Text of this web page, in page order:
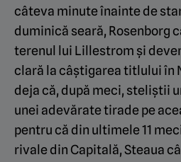
câteva minute înainte de
duminică seară, Rosenborg
terenul lui Lillestrom și
clară la câștigarea titlului în
deja că, după meci, steliștii
unei adevărate tirade pe
pentru că din ultimele 11
rivale din Capitală, Steaua